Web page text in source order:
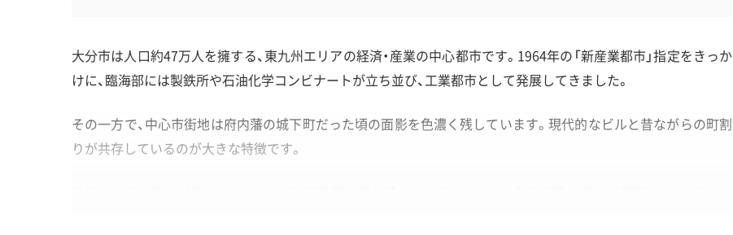
大分市は人口約47万人を擁する、東九州エリアの経済・産業の中心都市です。1964年の「新産業都市」指定をきっか
けに、臨海部には製鉄所や石油化学コンビナートが立ち並び、工業都市として発展してきました。
その一方で、中心市街地は府内藩の城下町だった頃の面影を色濃く残しています。現代的なビルと昔ながらの町割
りが共存しているのが大きな特徴です。